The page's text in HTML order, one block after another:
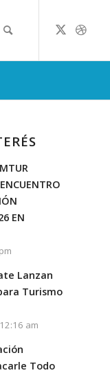
EN
Lanzan
Turismo
am
Todo